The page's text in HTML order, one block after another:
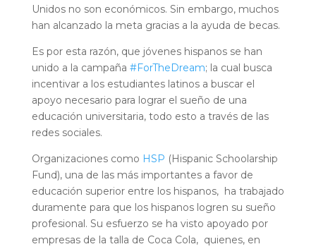
Unidos no son económicos. Sin embargo, muchos
han alcanzado la meta gracias a la ayuda de becas.
Es por esta razón, que jóvenes hispanos se han
unido a la campaña #ForTheDream; la cual busca
incentivar a los estudiantes latinos a buscar el
apoyo necesario para lograr el sueño de una
educación universitaria, todo esto a través de las
redes sociales.
Organizaciones como HSP (Hispanic Schoolarship
Fund), una de las más importantes a favor de
educación superior entre los hispanos, ha trabajado
duramente para que los hispanos logren su sueño
profesional. Su esfuerzo se ha visto apoyado por
empresas de la talla de Coca Cola, quienes, en